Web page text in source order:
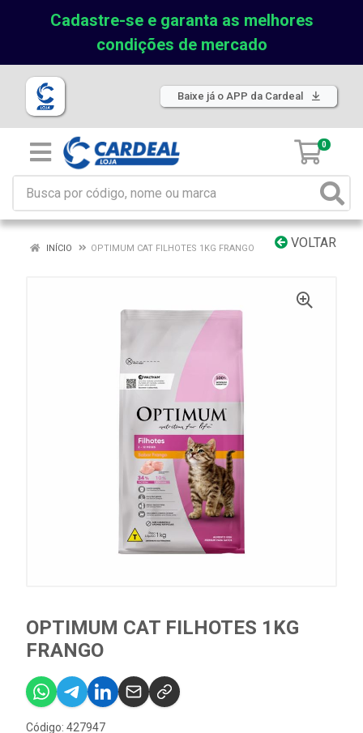
Cadastre-se e garanta as melhores
condições de mercado
Baixe já o APP da Cardeal
0
VOLTAR
INÍCIO OPTIMUM CAT FILHOTES 1KG FRANGO
OPTIMUM CAT FILHOTES 1KG
FRANGO
Código: 427947